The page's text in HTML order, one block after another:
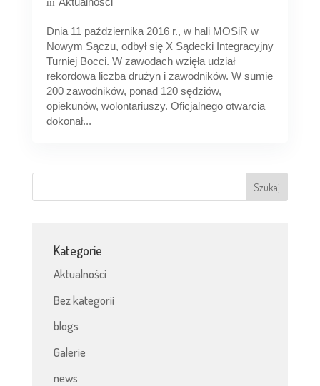
Dnia 11 października 2016 r., w hali MOSiR w
Nowym Sączu, odbył się X Sądecki Integracyjny
Turniej Bocci. W zawodach wzięła udział
rekordowa liczba drużyn i zawodników. W sumie
200 zawodników, ponad 120 sędziów,
opiekunów, wolontariuszy. Oficjalnego otwarcia
dokonał...
Kategorie
Aktualności
Bez kategorii
blogs
Galerie
news